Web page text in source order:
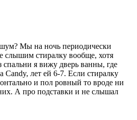
Мы на ночь периодически
слышим стиралку вообще, хотя
спальни я вижу дверь ванны, где
Candy, лет ей 6-7. Если стиралку
и пол ровный то вроде ни
А про подставки и не слышал